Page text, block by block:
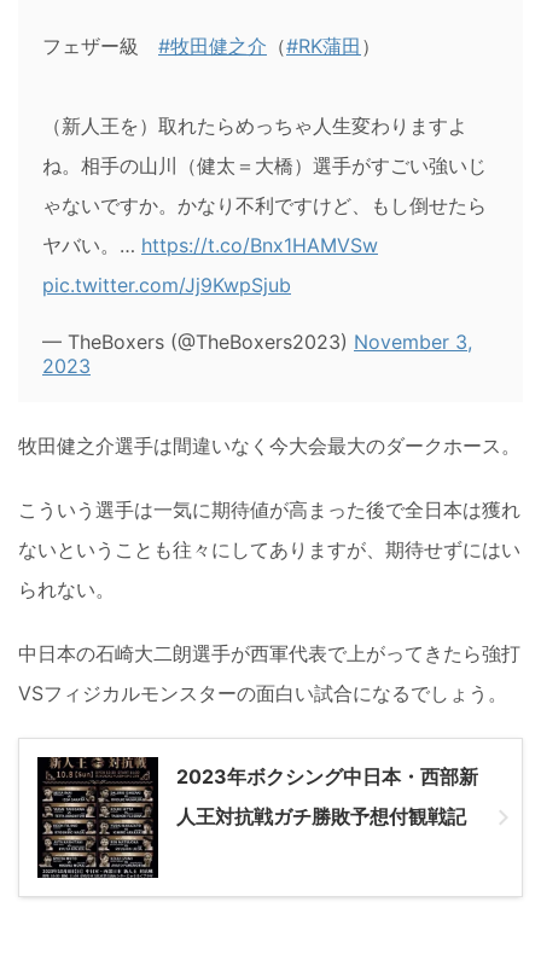
フェザー級 #牧田健之介 （#RK蒲田 ）
（新人王を）取れたらめっちゃ人生変わりますよ
ね。相手の山川（健太＝大橋）選手がすごい強いじ
ゃないですか。かなり不利ですけど、もし倒せたら
ヤバい。… https://t.co/Bnx1HAMVSw
pic.twitter.com/Jj9KwpSjub
— TheBoxers (@TheBoxers2023) November 3,
2023
牧田健之介選手は間違いなく今大会最大のダークホース。
こういう選手は一気に期待値が高まった後で全日本は獲れ
ないということも往々にしてありますが、期待せずにはい
られない。
中日本の石崎大二朗選手が西軍代表で上がってきたら強打
VSフィジカルモンスターの面白い試合になるでしょう。
2023年ボクシング中日本・西部新
人王対抗戦ガチ勝敗予想付観戦記